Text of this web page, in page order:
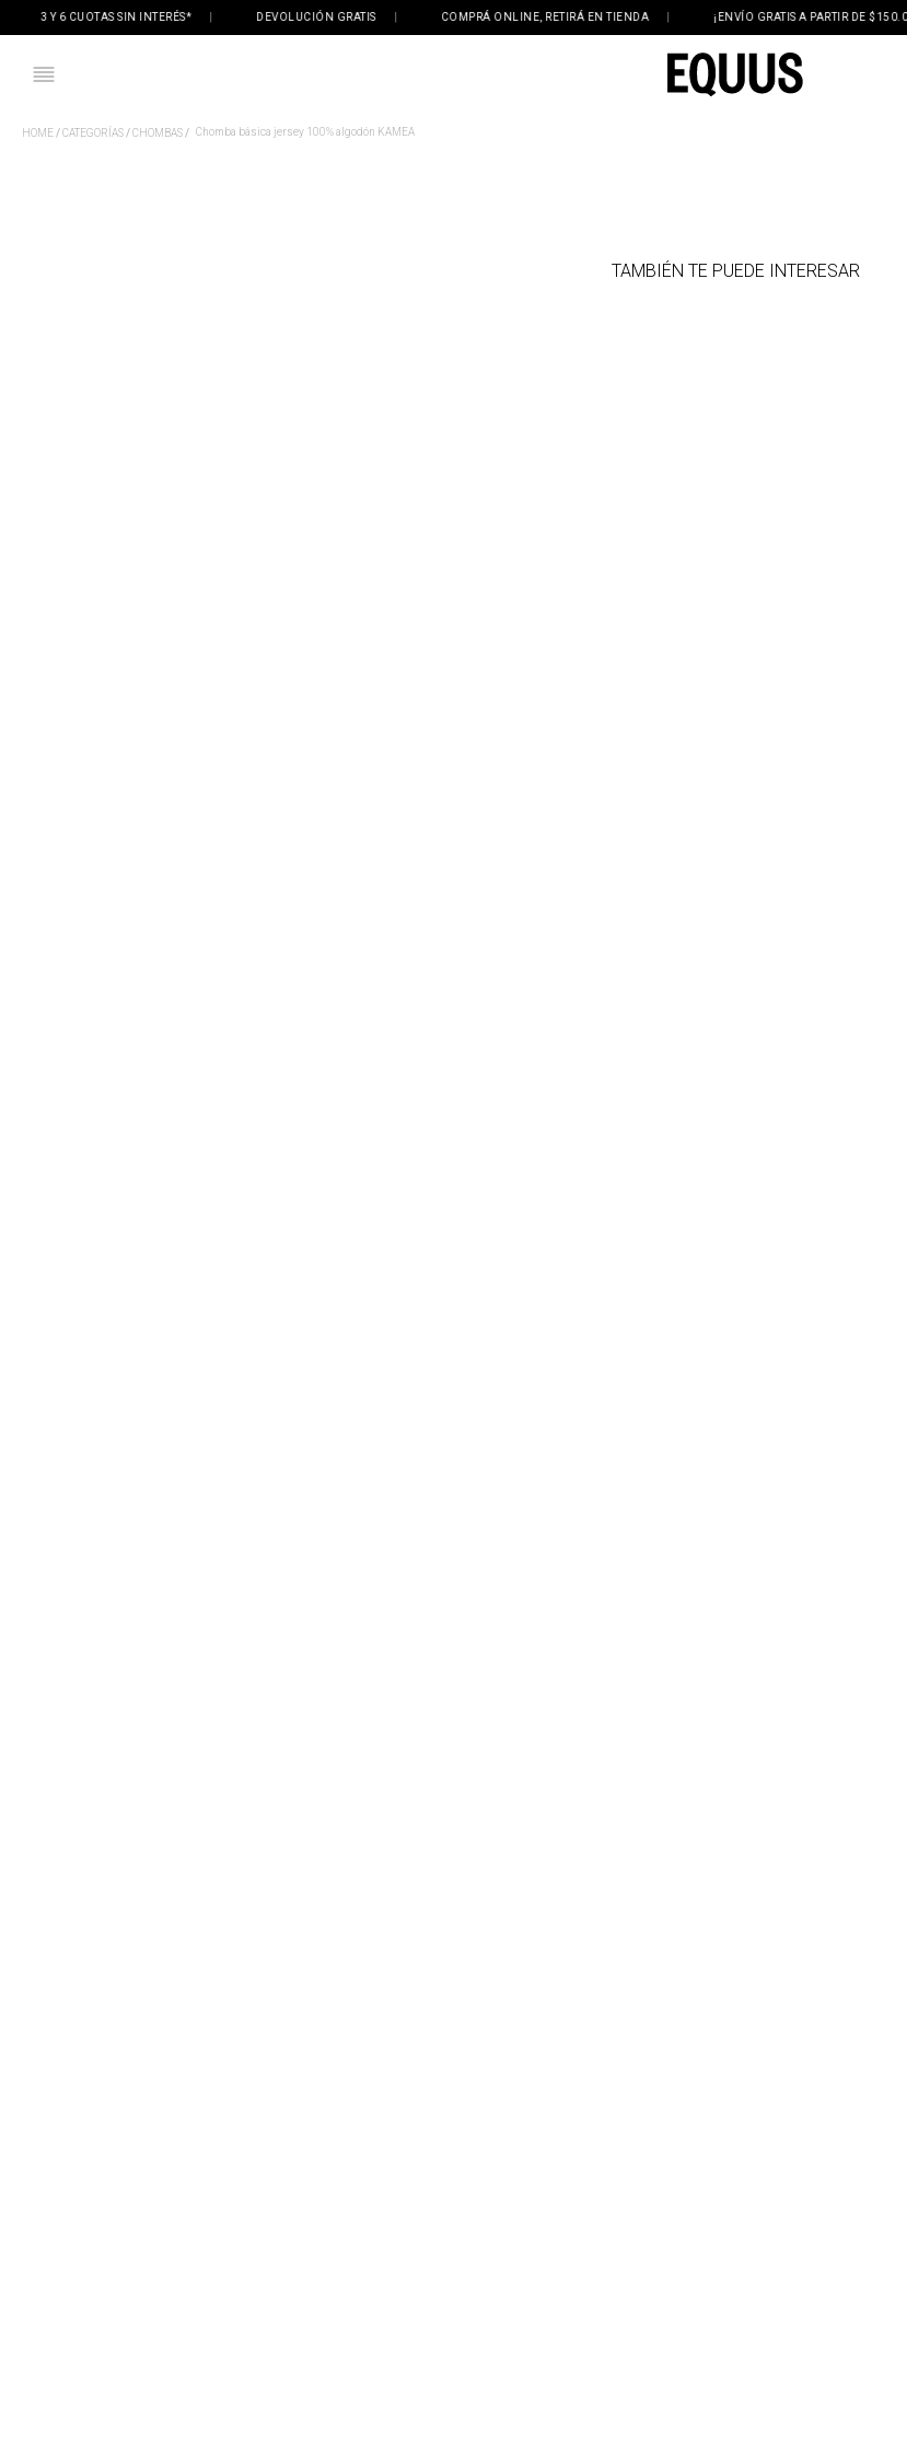
3 Y 6 CUOTAS SIN INTERÉS* | DEVOLUCIÓN GRATIS | COMPRÁ ONLINE, RETIRÁ EN TIENDA | ¡ENVÍO GRATIS A PARTIR DE $150.000!
CATEGORÍAS CHOMBAS Chomba básica jersey 100% algodón KAMEA
TAMBIÉN TE PUEDE INTERESAR